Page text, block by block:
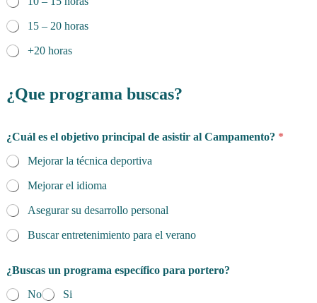
15 – 20 horas
+20 horas
¿Que programa buscas?
¿Cuál es el objetivo principal de asistir al Campamento? *
Mejorar la técnica deportiva
Mejorar el idioma
Asegurar su desarrollo personal
Buscar entretenimiento para el verano
¿Buscas un programa específico para portero?
No
Si